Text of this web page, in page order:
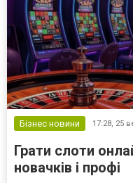
Бізнес новини 17:28, 25
Грати слоти
новачків і профі